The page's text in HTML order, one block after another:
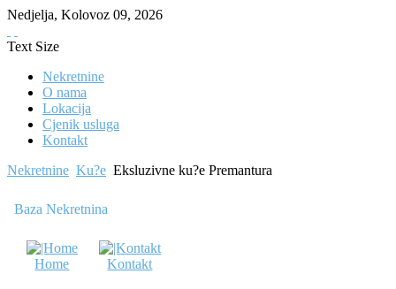
Nedjelja, Kolovoz 09, 2026
Text Size
Nekretnine
O nama
Lokacija
Cjenik usluga
Kontakt
Nekretnine Ku?e Eksluzivne ku?e Premantura
Baza Nekretnina
Home Kontakt